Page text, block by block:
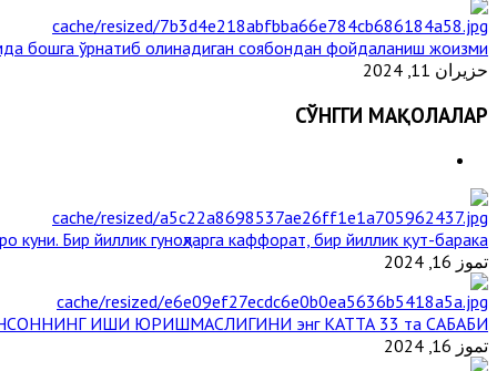
бошга ўрнатиб олинадиган соябондан фойдаланиш жоизми ?
حزيران 11, 2024
СЎНГГИ МАҚОЛАЛАР
куни. Бир йиллик гуноҳларга каффорат, бир йиллик қут-барака
تموز 16, 2024
ИШИ ЮРИШМАСЛИГИНИ энг КАТТА 33 та САБАБИ
تموز 16, 2024